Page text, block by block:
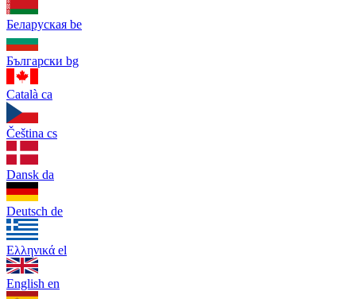
Беларуская be
Български bg
Català ca
Čeština cs
Dansk da
Deutsch de
Ελληνικά el
English en